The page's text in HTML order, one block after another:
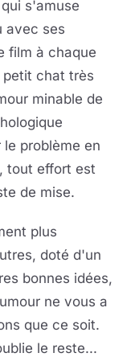
s'amuse
avec ses
film à chaque
petit chat très
minable de
problème en
tout effort est
de mise.
plus
doté d'un
bonnes idées,
ne vous a
que ce soit.
le reste...